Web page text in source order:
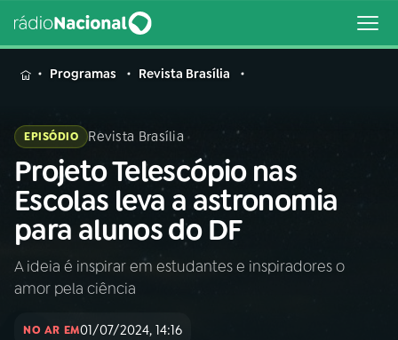
MENU
Buscar
na
Rádio
Nacional
Buscar
AO VIVO
INÍCIO
Programas Revista Brasília
EPISÓDIO Revista Brasília
Projeto Telescópio nas
Escolas leva a astronomia
para alunos do DF
A ideia é inspirar em estudantes e inspiradores o
amor pela ciência
NO AR EM01/07/2024, 14:16